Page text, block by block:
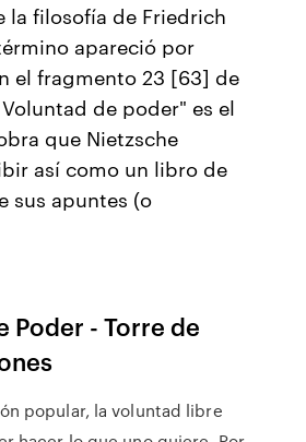
la filosofía de Friedrich
apareció por
el fragmento 23 [63] de
Voluntad de poder" es el
que Nietzsche
así como un libro de
sus apuntes (o
Poder - Torre de
popular, la voluntad libre